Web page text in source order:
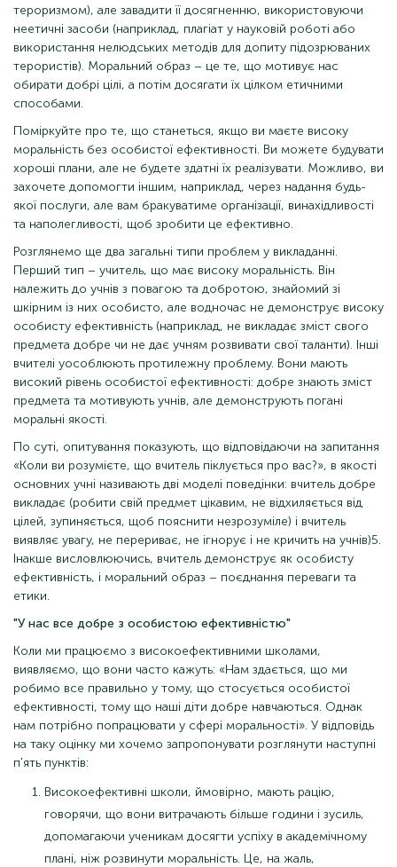
тероризмом), але завадити її досягненню, використовуючи
неетичні засоби (наприклад, плагіат у науковій роботі або
використання нелюдських методів для допиту підозрюваних
терористів). Моральний образ – це те, що мотивує нас
обирати добрі цілі, а потім досягати їх цілком етичними
способами.
Поміркуйте про те, що станеться, якщо ви маєте високу
моральність без особистої ефективності. Ви можете будувати
хороші плани, але не будете здатні їх реалізувати. Можливо, ви
захочете допомогти іншим, наприклад, через надання будь-
якої послуги, але вам бракуватиме організації, винахідливості
та наполегливості, щоб зробити це ефективно.
Розглянемо ще два загальні типи проблем у викладанні.
Перший тип – учитель, що має високу моральність. Він
належить до учнів з повагою та добротою, знайомий зі
шкірним із них особисто, але водночас не демонструє високу
особисту ефективність (наприклад, не викладає зміст свого
предмета добре чи не дає учням розвивати свої таланти). Інші
вчителі уособлюють протилежну проблему. Вони мають
високий рівень особистої ефективності: добре знають зміст
предмета та мотивують учнів, але демонструють погані
моральні якості.
По суті, опитування показують, що відповідаючи на запитання
«Коли ви розумієте, що вчитель піклується про вас?», в якості
основних учні називають дві моделі поведінки: вчитель добре
викладає (робити свій предмет цікавим, не відхиляється від
цілей, зупиняється, щоб пояснити незрозуміле) і вчитель
виявляє увагу, не перериває, не ігнорує і не кричить на учнів)5.
Інакше висловлюючись, вчитель демонструє як особисту
ефективність, і моральний образ – поєднання переваги та
етики.
"У нас все добре з особистою ефективністю"
Коли ми працюємо з високоефективними школами,
виявляємо, що вони часто кажуть: «Нам здається, що ми
робимо все правильно у тому, що стосується особистої
ефективності, тому що наші діти добре навчаються. Однак
нам потрібно попрацювати у сфері моральності». У відповідь
на таку оцінку ми хочемо запропонувати розглянути наступні
п'ять пунктів:
Високоефективні школи, ймовірно, мають рацію,
говорячи, що вони витрачають більше години і зусиль,
допомагаючи ученикам досягти успіху в академічному
плані, ніж розвинути моральність. Це, на жаль,